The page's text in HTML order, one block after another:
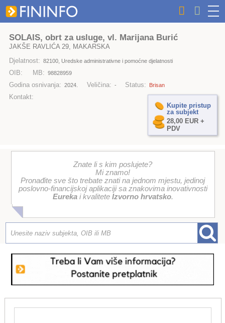
SOLAIS, obrt za usluge, vl. Marijana Burić
JAKŠE RAVLIĆA 29, MAKARSKA
Djelatnost: 82100, Uredske administrativne i pomoćne djelatnosti
OIB: MB: 98828959
Godina osnivanja: 2024. Veličina: - Status: Brisan
Kontakt:
Kupite pristup
za subjekt
28,00 EUR +
PDV
Znate li s kim poslujete?
Mi znamo!
Pronađite sve što trebate znati na jednom mjestu, jedinoj
poslovno-financijskoj aplikaciji sa znakovima inovativnosti
Eurekai kvalitete Izvorno hrvatsko.